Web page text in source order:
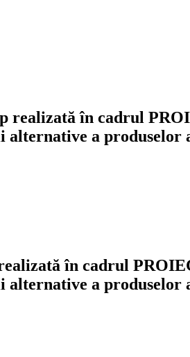
realizată în cadrul
a produselor
în cadrul
a produselor